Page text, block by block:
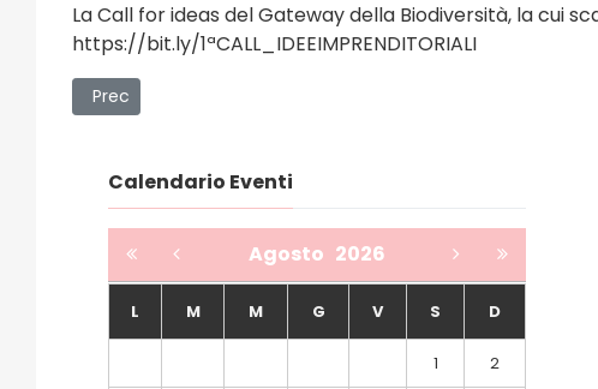
La Call for ideas del Gateway della Biodiversità, la cui
https://bit.ly/1ªCALL_IDEEIMPRENDITORIALI
Articolo precedente: FITOLIMA - Al via il progetto di ricerca
Prec
Calendario Eventi
Agosto 2026
L M M G V S D
1 2